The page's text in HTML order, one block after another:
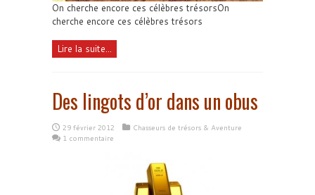
On cherche encore ces célèbres trésorsOn
cherche encore ces célèbres trésors
Lire la suite...
Des lingots d’or dans un obus
29 février 2012
Chasseurs de trésors & Aventure
1 commentaire